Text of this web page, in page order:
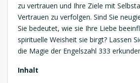
zu vertrauen und Ihre Ziele mit
Vertrauen zu verfolgen. Sind Sie
Sie bedeutet, wie sie Ihre Liebe
spirituelle Weisheit sie birgt? Lassen
die Magie der Engelszahl 333
Inhalt